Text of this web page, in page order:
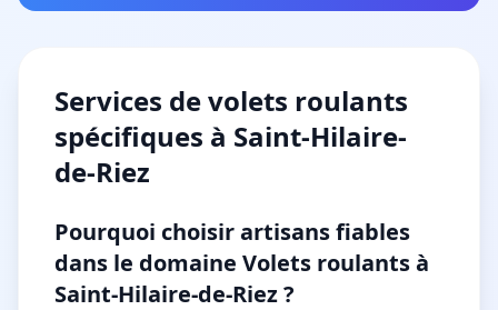
Services devolets roulants
spécifiques à Saint-Hilaire-
de-Riez
Pourquoi choisir artisans fiables
dans le domaine Volets roulants à
Saint-Hilaire-de-Riez ?